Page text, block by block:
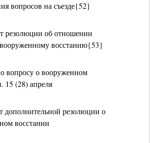
вопросов на съезде{52}
резолюции об отношении
восстанию{53}
вопросу о вооруженном
15 (28) апреля
дополнительной резолюции о
восстании